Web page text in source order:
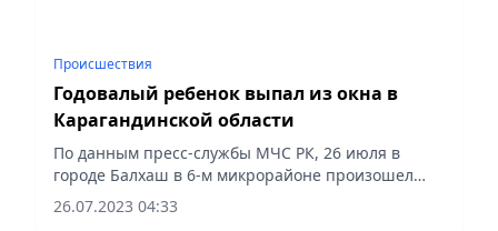
Происшествия
Годовалый ребенок выпал из окна в
Карагандинской области
По данным пресс-службы МЧС РК, 26 июля в
городе Балхаш в 6-м микрорайоне произошел
несчастный случай: оставшись без присмотра
взрослых, из окна второго этажа 5-этажного
26.07.2023 04:33